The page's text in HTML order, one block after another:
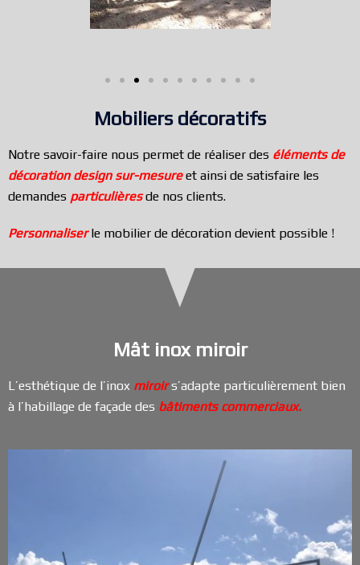
Mobiliers décoratifs
Notre savoir-faire nous permet de réaliser des éléments de
décoration design sur-mesureet ainsi de satisfaire les
demandes particulièresde nos clients.
Personnaliserle mobilier de décoration devient possible !
Mât inox miroir
L’esthétique de l’inox miroir s’adapte particulièrement bien
à l’habillage de façade des bâtiments commerciaux.